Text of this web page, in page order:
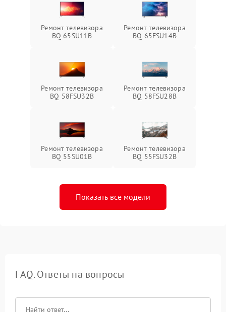
Ремонт телевизора
BQ 65SU11B
Ремонт телевизора
BQ 65FSU14B
Ремонт телевизора
BQ 58FSU32B
Ремонт телевизора
BQ 58FSU28B
Ремонт телевизора
BQ 55SU01B
Ремонт телевизора
BQ 55FSU32B
Показать все модели
FAQ. Ответы на вопросы